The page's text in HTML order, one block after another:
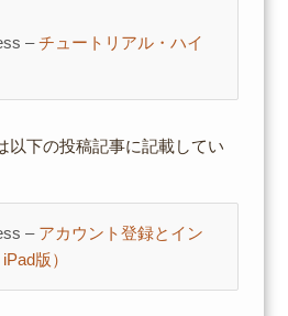
–チュートリアル・ハイ
以下の投稿記事に記載してい
– アカウント登録とイン
版）